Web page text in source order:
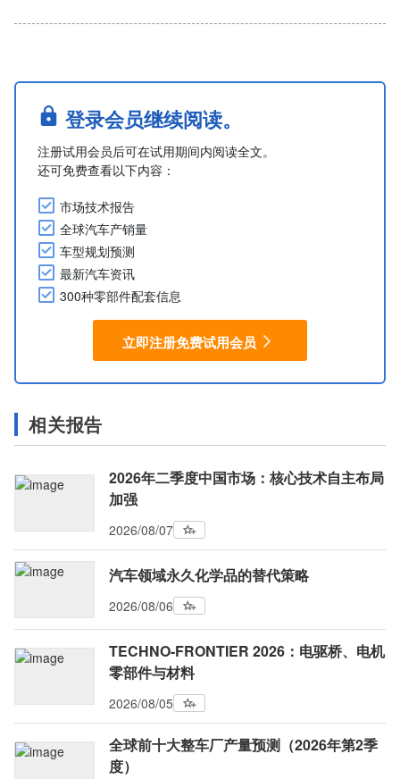
登录会员继续阅读。
注册试用会员后可在试用期间内阅读全文。
还可免费查看以下内容：
市场技术报告
全球汽车产销量
车型规划预测
最新汽车资讯
300种零部件配套信息
立即注册免费试用会员
相关报告
2026年二季度中国市场：核心技术自主布局
加强
2026/08/07
汽车领域永久化学品的替代策略
2026/08/06
TECHNO-FRONTIER 2026：电驱桥、电机
零部件与材料
2026/08/05
全球前十大整车厂产量预测（2026年第2季
度）